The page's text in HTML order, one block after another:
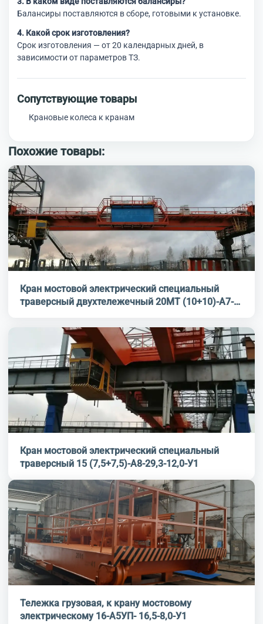
Балансиры поставляются в сборе, готовыми к установке.
4. Какой срок изготовления?
Срок изготовления — от 20 календарных дней, в
зависимости от параметров ТЗ.
Сопутствующие товары
Крановые колеса к кранам
Похожие товары:
Кран мостовой электрический специальный
траверсный двухтележечный 20МТ (10+10)-А7-
Кран мостовой электрический специальный
траверсный 15 (7,5+7,5)-А8-29,3-12,0-У1
Тележка грузовая, к крану мостовому
электрическому 16-А5УП- 16,5-8,0-У1